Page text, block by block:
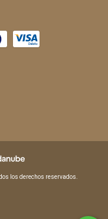
los derechos reservados.